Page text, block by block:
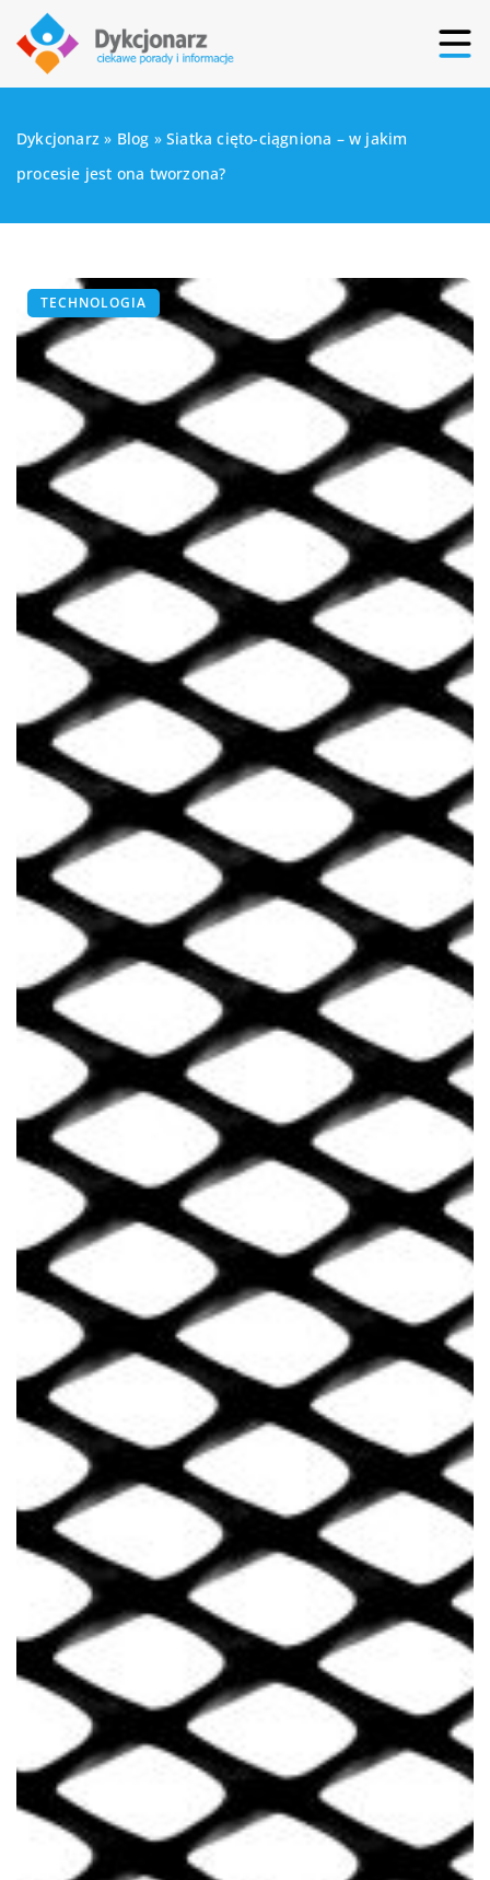
Dykcjonarz » Blog »Siatka cięto-ciągniona – w jakim
procesie jest ona tworzona?
TECHNOLOGIA